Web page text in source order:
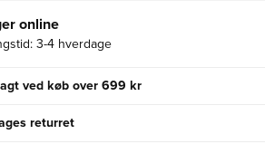
online
3-4 hverdage
ved køb over 699 kr
returret